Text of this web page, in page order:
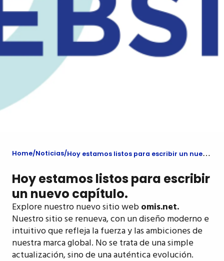
Home Noticias Hoy estamos listos para escribir un nuevo capítulo.
Hoy estamos listos para escribir
un nuevo capítulo.
Explore nuestro nuevo sitio webomis.net.
Nuestro sitio se renueva, con un diseño moderno e
intuitivo que refleja la fuerza y las ambiciones de
nuestra marca global. No se trata de una simple
actualización, sino de una auténtica evolución.